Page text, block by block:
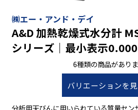
㈱エー・アンド・デイ
A&D 加熱乾燥式水分計
シリーズ｜最小表示
ひょう量51g～71g6種類の商品があり
バリエーションを
分析用天びんに用いられている質量セ